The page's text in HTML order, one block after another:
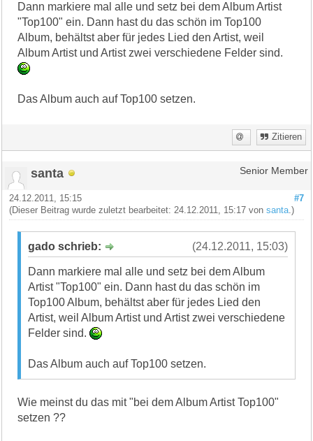
Dann markiere mal alle und setz bei dem Album Artist
"Top100" ein. Dann hast du das schön im Top100
Album, behältst aber für jedes Lied den Artist, weil
Album Artist und Artist zwei verschiedene Felder sind.
Das Album auch auf Top100 setzen.
Zitieren
santa Senior Member
#7
24.12.2011, 15:15
(Dieser Beitrag wurde zuletzt bearbeitet: 24.12.2011, 15:17 vonsanta .)
(24.12.2011, 15:03)
gado schrieb:
Dann markiere mal alle und setz bei dem Album
Artist "Top100" ein. Dann hast du das schön im
Top100 Album, behältst aber für jedes Lied den
Artist, weil Album Artist und Artist zwei verschiedene
Felder sind.
Das Album auch auf Top100 setzen.
Wie meinst du das mit "bei dem Album Artist Top100"
setzen ??